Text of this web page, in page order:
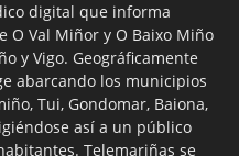
digital que informa
O Val Miñor y O Baixo Miño
y Vigo. Geográficamente
abarcando los municipios
Tui, Gondomar, Baiona,
así a un público
Telemariñas se